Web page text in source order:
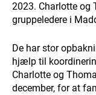
2023. Charlotte og
gruppeledere i
De har stor
hjælp til
Charlotte og
december, for at